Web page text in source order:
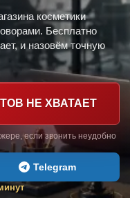
косметики
Бесплатно
и назовём точную
НЕ ХВАТАЕТ
если звонить неудобно
Telegram